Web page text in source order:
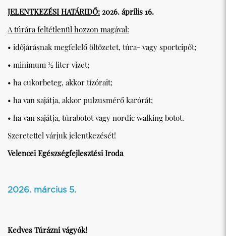
JELENTKEZÉSI HATÁRIDŐ: 2026. április 16.
A túrára feltétlenül hozzon magával:
• időjárásnak megfelelő öltözetet, túra- vagy sportcipőt;
• minimum ½ liter vizet;
• ha cukorbeteg, akkor tízórait;
• ha van sajátja, akkor pulzusmérő karórát;
• ha van sajátja, túrabotot vagy nordic walking botot.
Szeretettel várjuk jelentkezését!
Velencei Egészségfejlesztési Iroda
2026. március 5.
Kedves Túrázni vágyók!